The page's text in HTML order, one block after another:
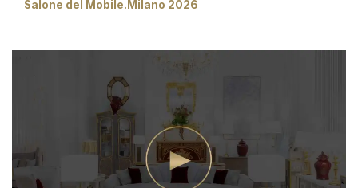
Salone del Mobile.Milano 2026